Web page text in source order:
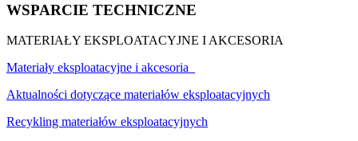
WSPARCIE TECHNICZNE
MATERIAŁY EKSPLOATACYJNE I AKCESORIA
Materiały eksploatacyjne i akcesoria
Aktualności dotyczące materiałów eksploatacyjnych
Recykling materiałów eksploatacyjnych